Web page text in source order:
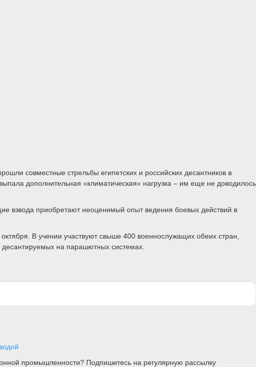
совместные стрельбы египетских и российских десантников в
дополнительная «климатическая» нагрузка – им еще не доводилось
взвода приобретают неоценимый опыт ведения боевых действий в
В учении участвуют свыше 400 военнослужащих обеих стран,
десантируемых на парашютных системах.
промышленности? Подпишитесь на регулярную рассылку